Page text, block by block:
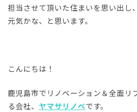
担当させて頂いた住まいを思い出し
元気かな、と思います。
こんにちは！
鹿児島市でリノベーション＆全面リ
る会社、 ヤマサリノベです。